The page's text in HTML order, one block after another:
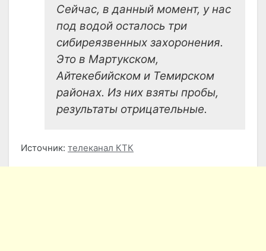
Сейчас, в данный момент, у нас
под водой осталось три
сибиреязвенных захоронения.
Это в Мартукском,
Айтекебийском и Темирском
районах. Из них взяты пробы,
результаты отрицательные.
Источник: телеканал КТК